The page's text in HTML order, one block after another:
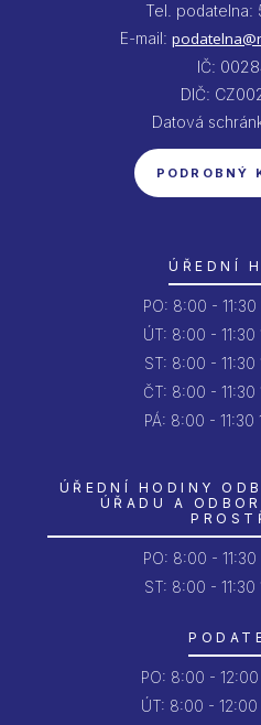
Tel. podatelna:
E-mail:
IČ:
DIČ:
Datová
PODROBNÝ
ÚŘEDNÍ
PO: 8:00 - 11:30
ÚT: 8:00 - 11:30
ST: 8:00 - 11:30
ČT: 8:00 - 11:30
PÁ: 8:00 - 11:30
ÚŘEDNÍ HODINY
ÚŘADU A
PO: 8:00 - 11:30
ST: 8:00 - 11:30
PO: 8:00 - 12:00
ÚT: 8:00 - 12:00